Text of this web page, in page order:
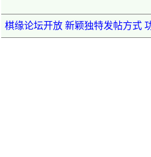
棋缘论坛开放 新颖独特发帖方式